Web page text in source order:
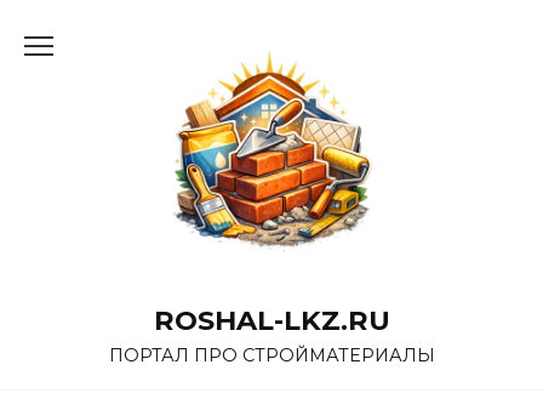
ROSHAL-LKZ.RU
ПОРТАЛ ПРО СТРОЙМАТЕРИАЛЫ